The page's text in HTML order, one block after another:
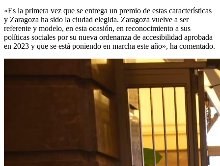
«Es la primera vez que se entrega un premio de estas características
y Zaragoza ha sido la ciudad elegida. Zaragoza vuelve a ser
referente y modelo, en esta ocasión, en reconocimiento a sus
políticas sociales por su nueva ordenanza de accesibilidad aprobada
en 2023 y que se está poniendo en marcha este año», ha comentado.